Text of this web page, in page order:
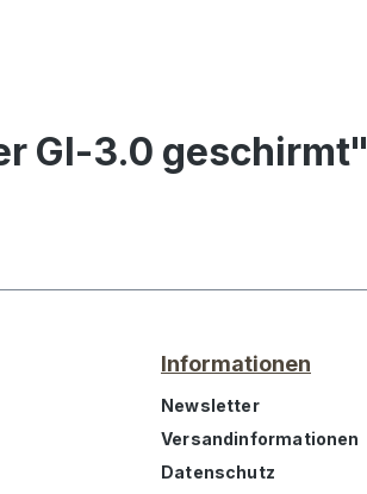
GI-3.0 geschirmt"
Informationen
Newsletter
Versandinformationen
Datenschutz